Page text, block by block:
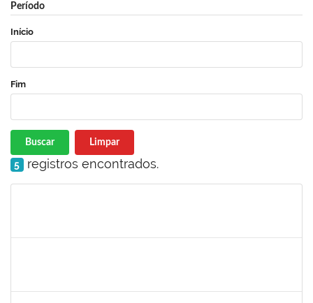
Período
Início
Fim
Buscar Limpar
5 registros encontrados.